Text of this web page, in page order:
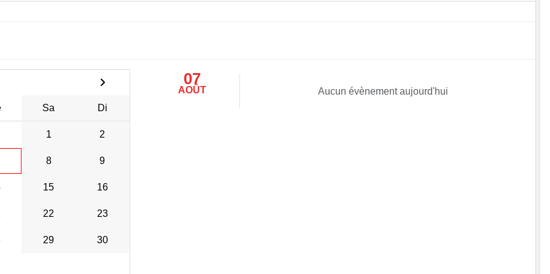
Sa Di
1 2
8 9
15 16
22 23
29 30
07
AOÛT Aucun évènement aujourd'hui